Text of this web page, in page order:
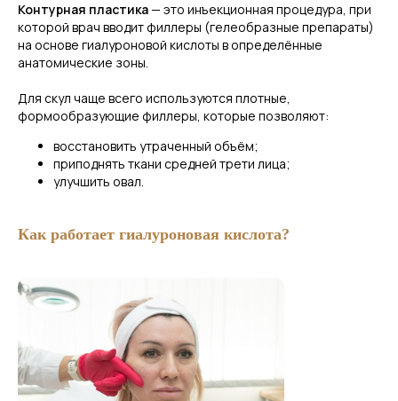
Контурная пластика— это инъекционная процедура, при
которой врач вводит филлеры (гелеобразные препараты)
на основе гиалуроновой кислоты в определённые
анатомические зоны.
Для скул чаще всего используются плотные,
формообразующие филлеры, которые позволяют:
восстановить утраченный объём;
приподнять ткани средней трети лица;
улучшить овал.
Как работает гиалуроновая кислота?